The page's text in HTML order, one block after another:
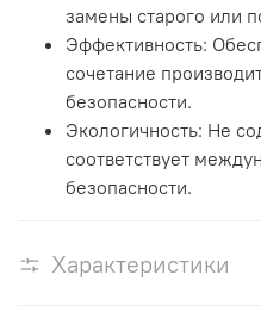
замены старого или
Эффективность:
сочетание
безопасности.
Экологичность: Не
соответствует
безопасности.
Характеристики